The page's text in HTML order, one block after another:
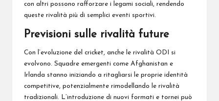
con altri possono rafforzare i legami sociali, rendendo
queste rivalità più di semplici eventi sportivi.
Previsioni sulle rivalità future
Con l’evoluzione del cricket, anche le rivalità ODI si
evolvono. Squadre emergenti come Afghanistan e
Irlanda stanno iniziando a ritagliarsi le proprie identità
competitive, potenzialmente rimodellando le rivalità
tradizionali. L’introduzione di nuovi formati e tornei può